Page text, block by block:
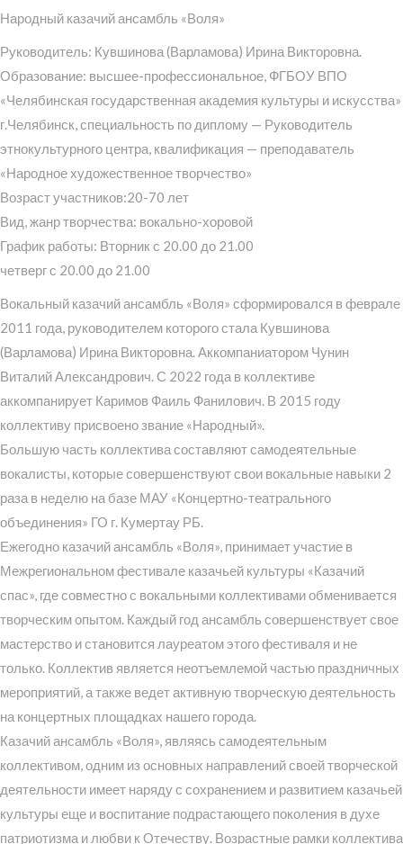
Народный казачий ансамбль «Воля»
Руководитель: Кувшинова (Варламова) Ирина Викторовна.
Образование: высшее-профессиональное, ФГБОУ ВПО
«Челябинская государственная академия культуры и искусства»
г.Челябинск, специальность по диплому — Руководитель
этнокультурного центра, квалификация — преподаватель
«Народное художественное творчество»
Возраст участников:20-70 лет
Вид, жанр творчества: вокально-хоровой
График работы: Вторник с 20.00 до 21.00
четверг с 20.00 до 21.00
Вокальный казачий ансамбль «Воля» сформировался в феврале
2011 года, руководителем которого стала Кувшинова
(Варламова) Ирина Викторовна. Аккомпаниатором Чунин
Виталий Александрович. С 2022 года в коллективе
аккомпанирует Каримов Фаиль Фанилович. В 2015 году
коллективу присвоено звание «Народный».
Большую часть коллектива составляют самодеятельные
вокалисты, которые совершенствуют свои вокальные навыки 2
раза в неделю на базе МАУ «Концертно-театрального
объединения» ГО г. Кумертау РБ.
Ежегодно казачий ансамбль «Воля», принимает участие в
Межрегиональном фестивале казачьей культуры «Казачий
спас», где совместно с вокальными коллективами обменивается
творческим опытом. Каждый год ансамбль совершенствует свое
мастерство и становится лауреатом этого фестиваля и не
только. Коллектив является неотъемлемой частью праздничных
мероприятий, а также ведет активную творческую деятельность
на концертных площадках нашего города.
Казачий ансамбль «Воля», являясь самодеятельным
коллективом, одним из основных направлений своей творческой
деятельности имеет наряду с сохранением и развитием казачьей
культуры еще и воспитание подрастающего поколения в духе
патриотизма и любви к Отечеству. Возрастные рамки коллектива